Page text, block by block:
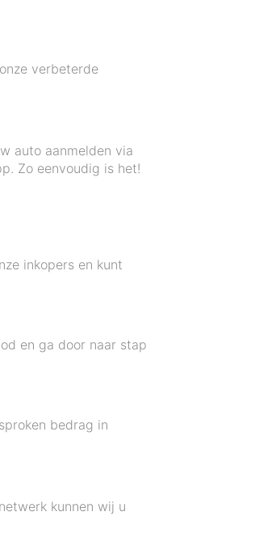
verbeterde
auto aanmelden via
Zo eenvoudig is het!
inkopers en kunt
en ga door naar stap
bedrag in
kunnen wij u